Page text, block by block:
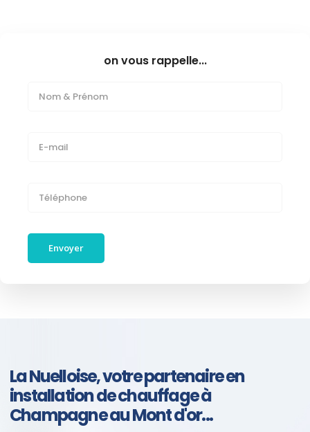
on vous rappelle...
La Nuelloise, votre partenaire en
installation de chauffage à
Champagne au Mont d'or...